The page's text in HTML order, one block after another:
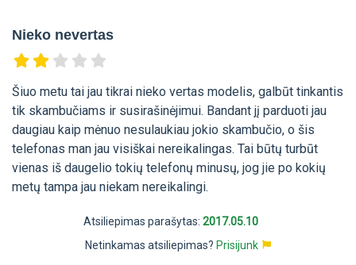
Nieko nevertas
Šiuo metu tai jau tikrai nieko vertas modelis, galbūt tinkantis
tik skambučiams ir susirašinėjimui. Bandant jį parduoti jau
daugiau kaip mėnuo nesulaukiau jokio skambučio, o šis
telefonas man jau visiškai nereikalingas. Tai būtų turbūt
vienas iš daugelio tokių telefonų minusų, jog jie po kokių
metų tampa jau niekam nereikalingi.
Atsiliepimas parašytas: 2017.05.10
Netinkamas atsiliepimas? Prisijunk